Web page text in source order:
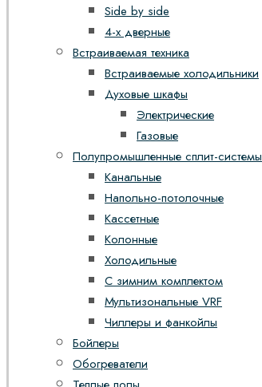
Side by side
4-х дверные
Встраиваемая техника
Встраиваемые холодильники
Духовые шкафы
Электрические
Газовые
Полупромышленные сплит-системы
Канальные
Напольно-потолочные
Кассетные
Колонные
Холодильные
С зимним комплектом
Мультизональные VRF
Чиллеры и фанкойлы
Бойлеры
Обогреватели